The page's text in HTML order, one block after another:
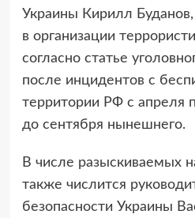
Украины Кирилл
в организации
согласно статье
после инцидентов с
территории РФ с апреля
до сентября нынешнего.
В числе разыскиваемых
также числится
безопасности Украины